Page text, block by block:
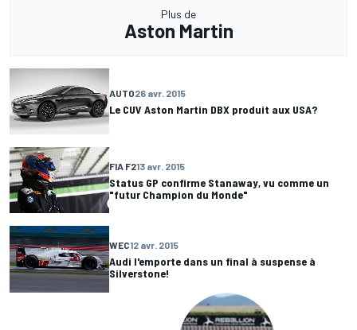
Plus de
Aston Martin
AUTO26 avr. 2015
Le CUV Aston Martin DBX produit aux USA?
FIA F213 avr. 2015
Status GP confirme Stanaway, vu comme un
"futur Champion du Monde"
WEC12 avr. 2015
Audi l'emporte dans un final à suspense à
Silverstone!